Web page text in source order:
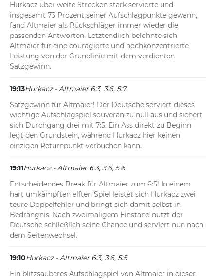
Hurkacz über weite Strecken stark servierte und
insgesamt 73 Prozent seiner Aufschlagpunkte gewann,
fand Altmaier als Rückschläger immer wieder die
passenden Antworten. Letztendlich belohnte sich
Altmaier für eine couragierte und hochkonzentrierte
Leistung von der Grundlinie mit dem verdienten
Satzgewinn.
19:13Hurkacz - Altmaier 6:3, 3:6, 5:7
Satzgewinn für Altmaier! Der Deutsche serviert dieses
wichtige Aufschlagspiel souverän zu null aus und sichert
sich Durchgang drei mit 7:5. Ein Ass direkt zu Beginn
legt den Grundstein, während Hurkacz hier keinen
einzigen Returnpunkt verbuchen kann.
19:11Hurkacz - Altmaier 6:3, 3:6, 5:6
Entscheidendes Break für Altmaier zum 6:5! In einem
hart umkämpften elften Spiel leistet sich Hurkacz zwei
teure Doppelfehler und bringt sich damit selbst in
Bedrängnis. Nach zweimaligem Einstand nutzt der
Deutsche schließlich seine Chance und serviert nun nach
dem Seitenwechsel.
19:10Hurkacz - Altmaier 6:3, 3:6, 5:5
Ein blitzsauberes Aufschlagspiel von Altmaier in dieser